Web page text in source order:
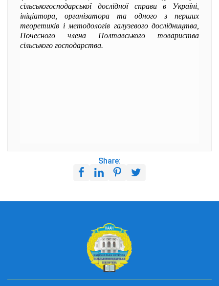
сільськогосподарської дослідної справи в Україні,
ініціатора, організатора та одного з перших
теоретиків і методологів галузевого дослідництва,
Почесного члена Полтавського товариства
сільського господарства.
Share: